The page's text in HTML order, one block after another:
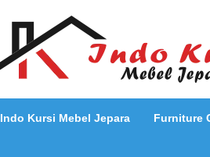
Indo Kursi Mebel Jepara Furniture